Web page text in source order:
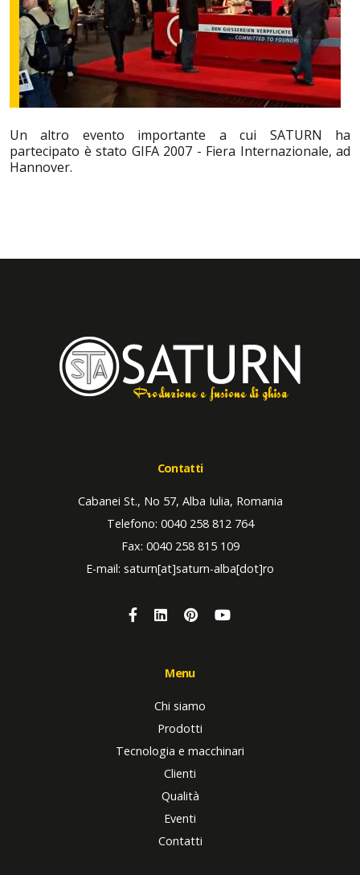
Un altro evento importante a cui SATURN ha
partecipato è stato GIFA 2007 - Fiera Internazionale, ad
Hannover.
Produzione e fusione di ghisa
Contatti
Cabanei St., No 57, Alba Iulia, Romania
Telefono: 0040 258 812 764
Fax: 0040 258 815 109
E-mail: saturn[at]saturn-alba[dot]ro
Menu
Chi siamo
Prodotti
Tecnologia e macchinari
Clienti
Qualità
Eventi
Contatti